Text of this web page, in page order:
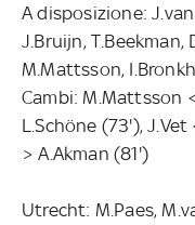
A disposizione:
J.Bruijn, T.Beekman,
M.Mattsson,
Cambi: M.Mattsson
L.Schöne (73'),
> A.Akman (81')
Utrecht: M.Paes,